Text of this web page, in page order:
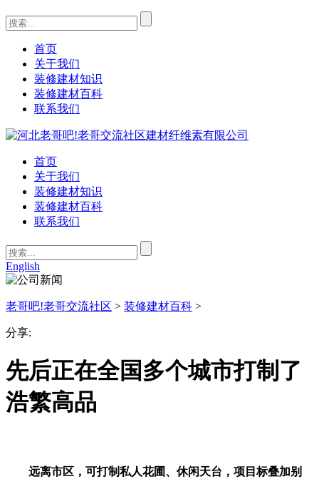
首页
关于我们
装修建材知识
装修建材百科
联系我们
首页
关于我们
装修建材知识
装修建材百科
联系我们
English
老哥吧!老哥交流社区 > 装修建材百科 >
分享:
先后正在全国多个城市打制了
浩繁高品
远离市区，可打制私人花圃、休闲天台，项目标叠加别